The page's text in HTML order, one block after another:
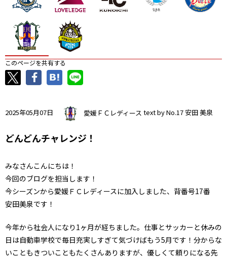
このページを共有する
2025年05月07日 愛媛ＦＣレディース text by No.17 安田 美泉
どんどんチャレンジ！
みなさんこんにちは！
今回のブログを担当します！
今シーズンから愛媛ＦＣレディースに加入しました、背番号17番
安田美泉です！
今年から社会人になり1ヶ月が経ちました。仕事とサッカーと休みの
日は自動車学校で毎日充実しすぎて気づけばもう5月です！分からな
いこともきついこともたくさんありますが、優しくて頼りになる先